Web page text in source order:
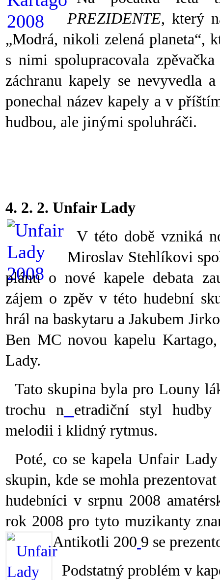
PREZIDENTE, který
„Modrá, nikoli zelená planeta“,
s nimi spolupracovala
záchranu kapely se nevyvedla
ponechal název kapely a v
hudbou, ale jinými spoluhráči.
4. 2. 2. Unfair Lady
V této době vzniká
Miroslav Stehlíkovi
plánu o nové kapele debata
zájem o zpěv v této hudební
hrál na baskytaru a Jakubem
Ben MC novou kapelu
Lady.
Tato skupina byla pro Louny
trochu n
etradiční styl
melodii i klidný rytmus.
Poté, co se kapela Unfair
skupin, kde se mohla
hudebníci v srpnu 2008
rok 2008 pro tyto muzikanty
Antikotli 200 9 se
Podstatný problém v